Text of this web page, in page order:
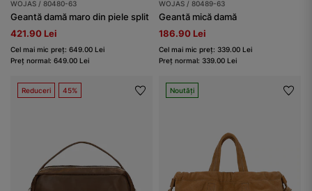
WOJAS / 80480-63
Geantă damă maro din piele split
421.90 Lei
Cel mai mic preț: 649.00 Lei
Preț normal: 649.00 Lei
WOJAS / 80489-63
Geantă mică damă
186.90 Lei
Cel mai mic preț: 339.00 Lei
Preț normal: 339.00 Lei
Reduceri 45% Noutăți